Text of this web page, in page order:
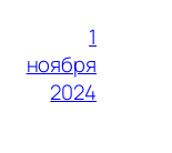
1
ноября
2024